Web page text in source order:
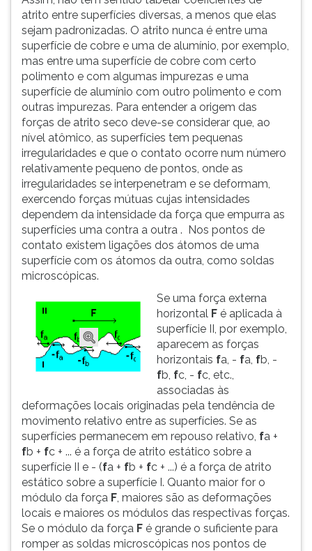
atrito entre superfícies diversas, a menos que elas
sejam padronizadas. O atrito nunca é entre uma
superfície de cobre e uma de alumínio, por exemplo,
mas entre uma superfície de cobre com certo
polimento e com algumas impurezas e uma
superfície de alumínio com outro polimento e com
outras impurezas. Para entender a origem das
forças de atrito seco deve-se considerar que, ao
nível atômico, as superfícies tem pequenas
irregularidades e que o contato ocorre num número
relativamente pequeno de pontos, onde as
irregularidades se interpenetram e se deformam,
exercendo forças mútuas cujas intensidades
dependem da intensidade da força que empurra as
superfícies uma contra a outra . Nos pontos de
contato existem ligações dos átomos de uma
superfície com os átomos da outra, como soldas
microscópicas.
Se uma força externa
horizontal F é aplicada à
superfície II, por exemplo,
aparecem as forças
horizontais fa, - fa, fb, -
fb, fc, - fc, etc.,
associadas às
deformações locais originadas pela tendência de
movimento relativo entre as superfícies. Se as
superfícies permanecem em repouso relativo, fa +
fb + fc + ... é a força de atrito estático sobre a
superfície II e - (fa + fb + fc + ...) é a força de atrito
estático sobre a superfície I. Quanto maior for o
módulo da força F, maiores são as deformações
locais e maiores os módulos das respectivas forças.
Se o módulo da força F é grande o suficiente para
romper as soldas microscópicas nos pontos de